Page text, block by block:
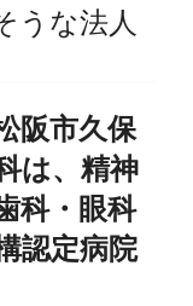
うな法人
阪市久保
は、精神
科・眼科
認定病院